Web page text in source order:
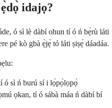
idajọ?
ó sì lè dàbí ohun tí ó ń bẹ̀rù láti
pé kò gbà ẹ̀jẹ̀ tó láti ṣiṣẹ́ dáadáa.
ó sì ń burú sí i lọ́pọ̀lọpọ̀
ọkan, tí ó sábà máa ń dàbí bí